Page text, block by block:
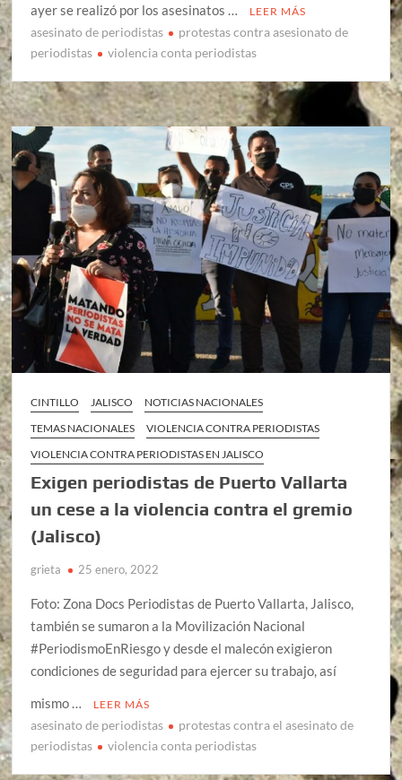
ayer se realizó por los asesinatos … LEER MÁS
asesinato de periodistas
protestas contra asesionato de
periodistas
violencia conta periodistas
CINTILLO JALISCO
NOTICIAS NACIONALES
TEMAS NACIONALES
VIOLENCIA CONTRA PERIODISTAS
VIOLENCIA CONTRA PERIODISTAS EN JALISCO
Exigen periodistas de Puerto Vallarta
un cese a la violencia contra el gremio
(Jalisco)
grieta 25 enero, 2022
Foto: Zona Docs Periodistas de Puerto Vallarta, Jalisco,
también se sumaron a la Movilización Nacional
#PeriodismoEnRiesgo y desde el malecón exigieron
condiciones de seguridad para ejercer su trabajo, así
mismo …
LEER MÁS
asesinato de periodistas
protestas contra el asesinato de
periodistas
violencia conta periodistas